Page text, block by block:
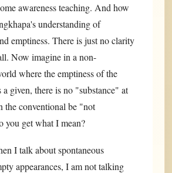
awareness teaching. And how
understanding of
emptiness. There is just no clarity
Now imagine in a non-
where the emptiness of the
given, there is no "substance" at
the conventional be "not
you get what I mean?
I talk about spontaneous
appearances, I am not talking